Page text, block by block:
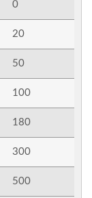
0
20
50
100
180
300
500